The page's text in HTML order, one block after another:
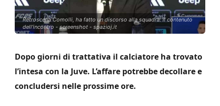
Retroscena Comolli, ha fatto un discorso alla squadra: il contenuto
dell'incontro - screenshot - spazioj.it
Dopo giorni di trattativa il calciatore ha trovato
l’intesa con la Juve. L’affare potrebbe decollare e
concludersi nelle prossime ore.